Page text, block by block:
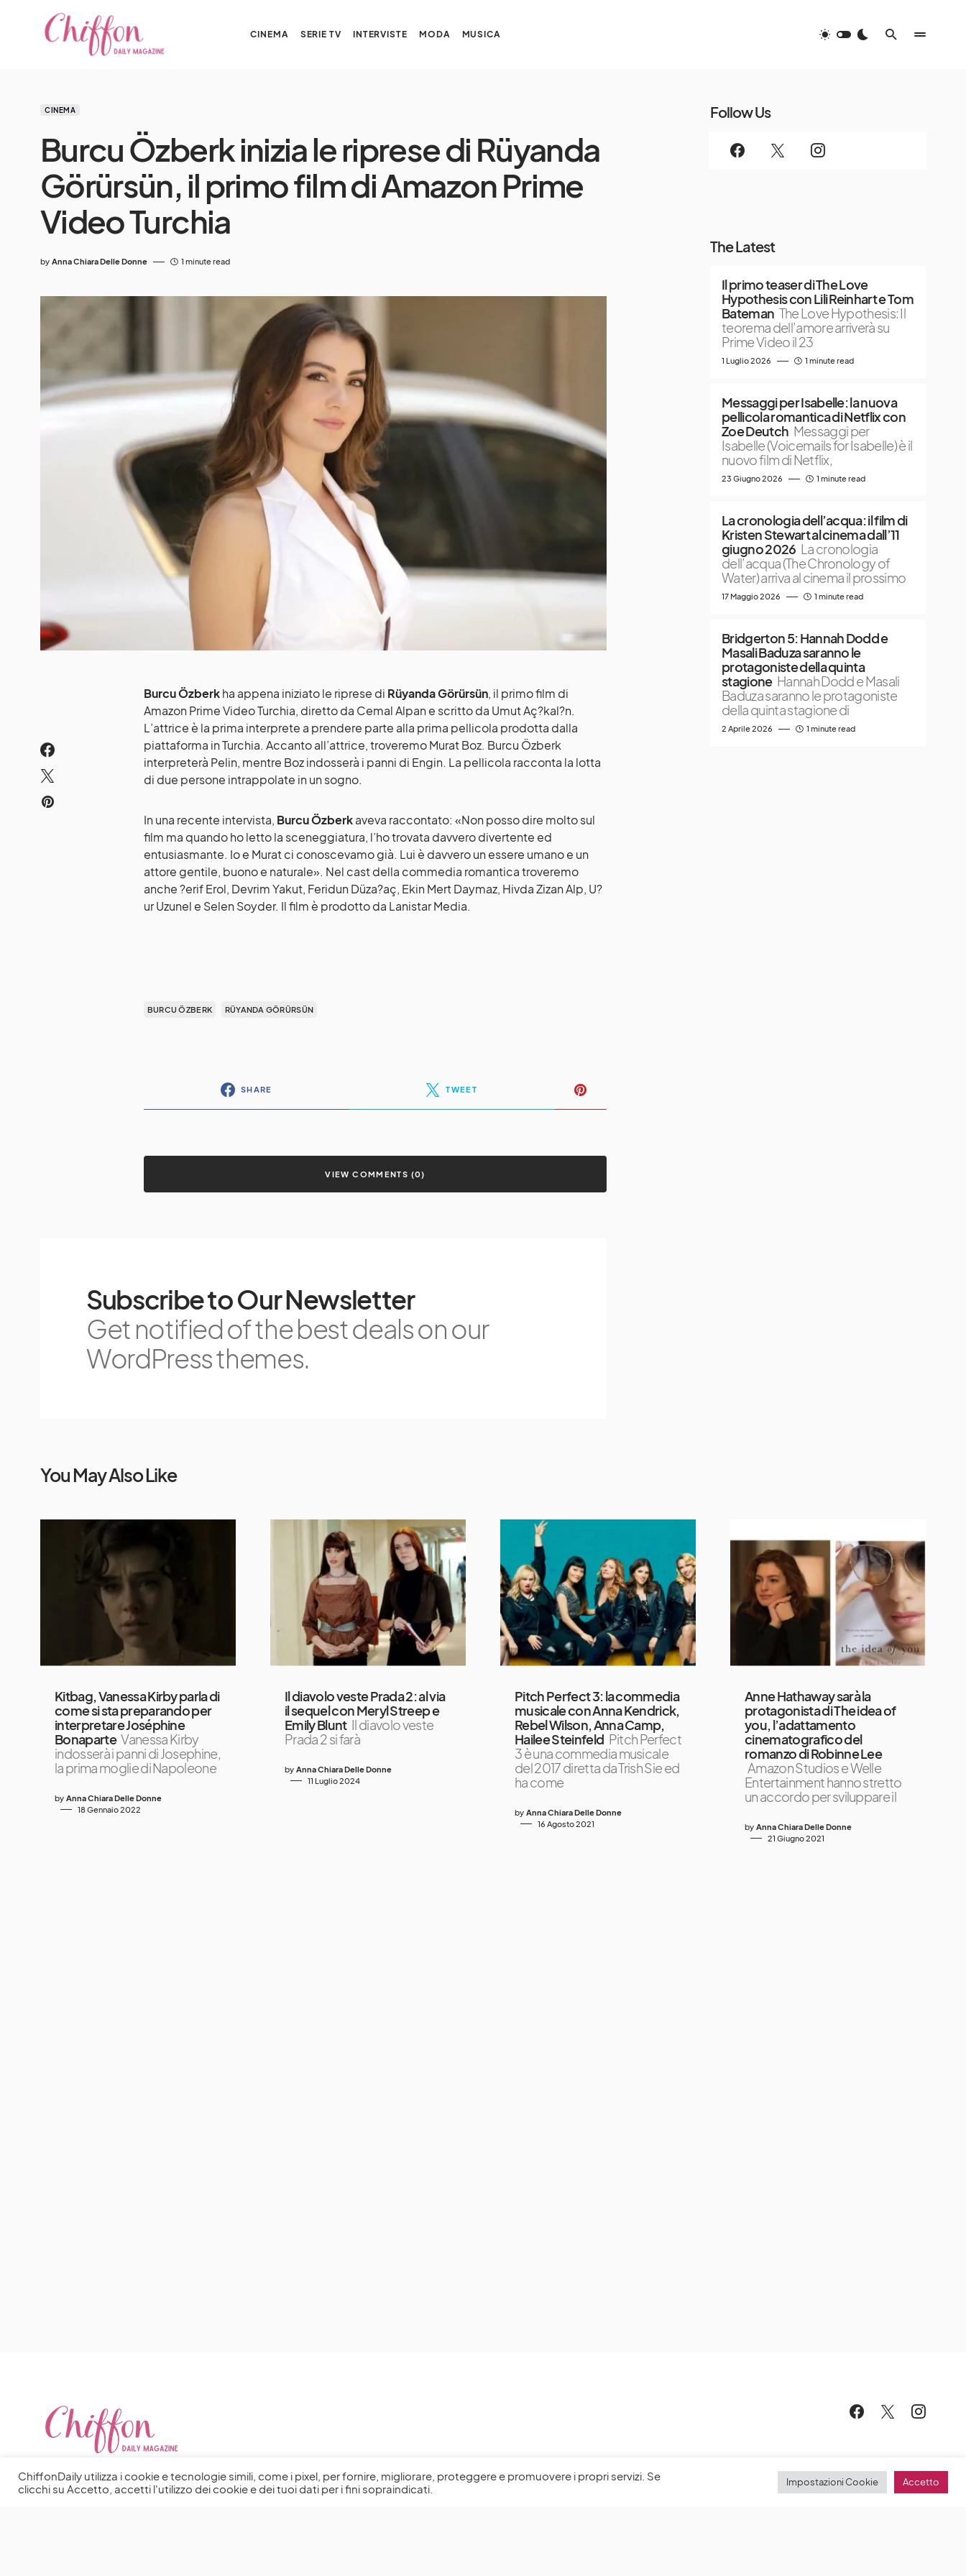
CINEMA SERIE TV INTERVISTE MODA MUSICA
CINEMA
Burcu Özberk inizia le riprese di Rüyanda
Görürsün, il primo film di Amazon Prime
Video Turchia
by Anna Chiara Delle Donne 1 minute read
Burcu Özberkha appena iniziato le riprese di Rüyanda Görürsün, il primo film di
Amazon Prime Video Turchia, diretto da Cemal Alpan e scritto da Umut Aç?kal?n.
L’attrice è la prima interprete a prendere parte alla prima pellicola prodotta dalla
piattaforma in Turchia. Accanto all’attrice, troveremo Murat Boz. Burcu Özberk
interpreterà Pelin, mentre Boz indosserà i panni di Engin. La pellicola racconta la lotta
di due persone intrappolate in un sogno.
In una recente intervista, Burcu Özberkaveva raccontato: «Non posso dire molto sul
film ma quando ho letto la sceneggiatura, l’ho trovata davvero divertente ed
entusiasmante. Io e Murat ci conoscevamo già. Lui è davvero un essere umano e un
attore gentile, buono e naturale». Nel cast della commedia romantica troveremo
anche ?erif Erol, Devrim Yakut, Feridun Düza?aç, Ekin Mert Daymaz, Hivda Zizan Alp, U?
ur Uzunel e Selen Soyder. Il film è prodotto da Lanistar Media.
BURCU ÖZBERK RÜYANDA GÖRÜRSÜN
SHARE TWEET
VIEW COMMENTS (0)
Subscribe to Our Newsletter
Get notified of the best deals on our
WordPress themes.
Follow Us
The Latest
Il primo teaser di The Love
Hypothesis con Lili Reinhart e Tom
Bateman The Love Hypothesis: Il
teorema dell’amore arriverà su
Prime Video il 23
1 Luglio 2026 1 minute read
Messaggi per Isabelle: la nuova
pellicola romantica di Netflix con
Zoe Deutch Messaggi per
Isabelle (Voicemails for Isabelle) è il
nuovo film di Netflix,
23 Giugno 2026 1 minute read
La cronologia dell’acqua: il film di
Kristen Stewart al cinema dall’11
giugno 2026 La cronologia
dell’acqua (The Chronology of
Water) arriva al cinema il prossimo
17 Maggio 2026 1 minute read
Bridgerton 5: Hannah Dodd e
Masali Baduza saranno le
protagoniste della quinta
stagione Hannah Dodd e Masali
Baduza saranno le protagoniste
della quinta stagione di
2 Aprile 2026 1 minute read
You May Also Like
Kitbag, Vanessa Kirby parla di
come si sta preparando per
interpretare Joséphine
Bonaparte Vanessa Kirby
indosserà i panni di Josephine,
la prima moglie di Napoleone
by Anna Chiara Delle Donne
18 Gennaio 2022
Il diavolo veste Prada 2: al via
il sequel con Meryl Streep e
Emily Blunt Il diavolo veste
Prada 2 si farà
by Anna Chiara Delle Donne
11 Luglio 2024
Pitch Perfect 3: la commedia
musicale con Anna Kendrick,
Rebel Wilson, Anna Camp,
Hailee Steinfeld Pitch Perfect
3 è una commedia musicale
del 2017 diretta da Trish Sie ed
ha come
by Anna Chiara Delle Donne
16 Agosto 2021
Anne Hathaway sarà la
protagonista di The idea of
you, l’adattamento
cinematografico del
romanzo di Robinne Lee
Amazon Studios e Welle
Entertainment hanno stretto
un accordo per sviluppare il
by Anna Chiara Delle Donne
21 Giugno 2021
ChiffonDaily utilizza i cookie e tecnologie simili, come i pixel, per fornire, migliorare, proteggere e promuovere i propri servizi. Se
clicchi su Accetto, accetti l'utilizzo dei cookie e dei tuoi dati per i fini sopraindicati.
Impostazioni Cookie Accetto